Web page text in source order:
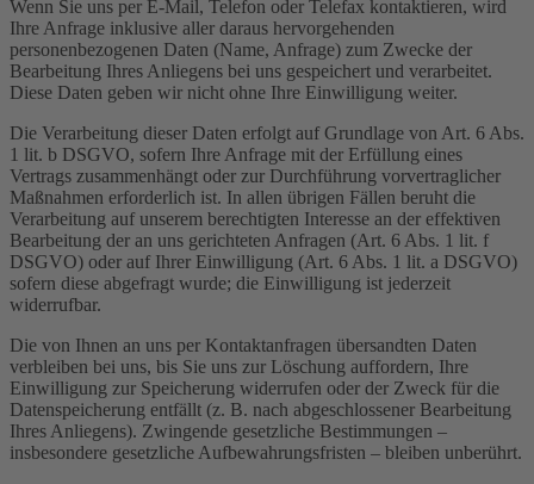
Wenn Sie uns per E-Mail, Telefon oder Telefax kontaktieren, wird
Ihre Anfrage inklusive aller daraus hervorgehenden
personenbezogenen Daten (Name, Anfrage) zum Zwecke der
Bearbeitung Ihres Anliegens bei uns gespeichert und verarbeitet.
Diese Daten geben wir nicht ohne Ihre Einwilligung weiter.
Die Verarbeitung dieser Daten erfolgt auf Grundlage von Art. 6 Abs.
1 lit. b DSGVO, sofern Ihre Anfrage mit der Erfüllung eines
Vertrags zusammenhängt oder zur Durchführung vorvertraglicher
Maßnahmen erforderlich ist. In allen übrigen Fällen beruht die
Verarbeitung auf unserem berechtigten Interesse an der effektiven
Bearbeitung der an uns gerichteten Anfragen (Art. 6 Abs. 1 lit. f
DSGVO) oder auf Ihrer Einwilligung (Art. 6 Abs. 1 lit. a DSGVO)
sofern diese abgefragt wurde; die Einwilligung ist jederzeit
widerrufbar.
Die von Ihnen an uns per Kontaktanfragen übersandten Daten
verbleiben bei uns, bis Sie uns zur Löschung auffordern, Ihre
Einwilligung zur Speicherung widerrufen oder der Zweck für die
Datenspeicherung entfällt (z. B. nach abgeschlossener Bearbeitung
Ihres Anliegens). Zwingende gesetzliche Bestimmungen –
insbesondere gesetzliche Aufbewahrungsfristen – bleiben unberührt.